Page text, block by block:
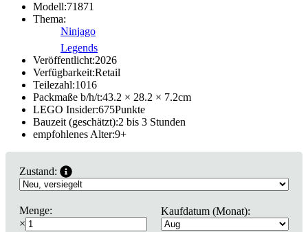
Modell:71871
Thema:
Ninjago
Legends
Veröffentlicht:2026
Verfügbarkeit:Retail
Teilezahl:1016
Packmaße b/h/t:43.2 × 28.2 × 7.2cm
LEGO Insider:675Punkte
Bauzeit (geschätzt):2 bis 3 Stunden
empfohlenes Alter:9+
Zustand:
Menge:
×
Kaufdatum (Monat):